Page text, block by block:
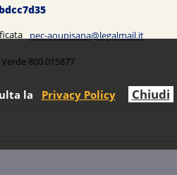
pec-aoupisana@legalmail.it
800.015877
la Privacy Policy Chiudi